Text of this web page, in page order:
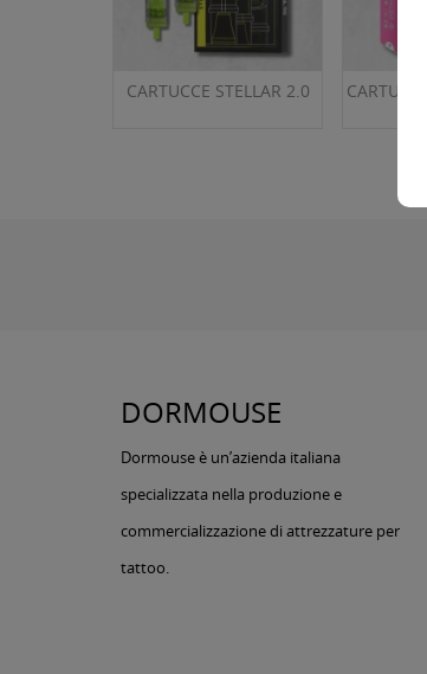
CARTUCCE STELLAR 2.0
DORMOUSE
Dormouse è un’azienda italiana
specializzata nella produzione e
commercializzazione di attrezzature per
tattoo.